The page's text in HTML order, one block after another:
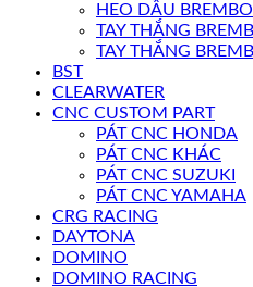
HEO DẦU BREMBO
TAY THẮNG
TAY THẮNG
BST
CLEARWATER
CNC CUSTOM PART
PÁT CNC HONDA
PÁT CNC KHÁC
PÁT CNC SUZUKI
PÁT CNC YAMAHA
CRG RACING
DAYTONA
DOMINO
DOMINO RACING